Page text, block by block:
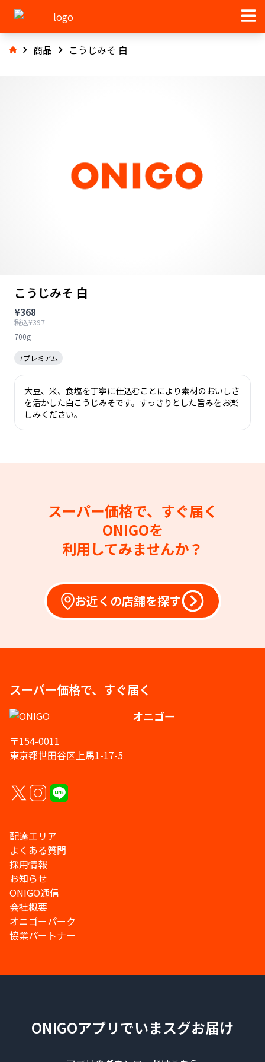
商品 こうじみそ 白
こうじみそ 白
¥368
税込¥397
700g
7プレミアム
大豆、米、食塩を丁寧に仕込むことにより素材のおいしさ
を活かした白こうじみそです。すっきりとした旨みをお楽
しみください。
スーパー価格で、すぐ届く
ONIGOを
利用してみませんか？
お近くの店舗を探す
スーパー価格で、すぐ届く
オニゴー
〒154-0011
東京都世田谷区上馬1-17-5
配達エリア
よくある質問
採用情報
お知らせ
ONIGO通信
会社概要
オニゴーパーク
協業パートナー
ONIGOアプリでいまスグお届け